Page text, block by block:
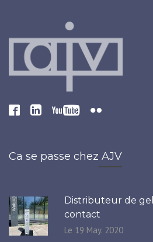
Ca se passe chez AJV
Distributeur de
contact
Le 19 May. 2020